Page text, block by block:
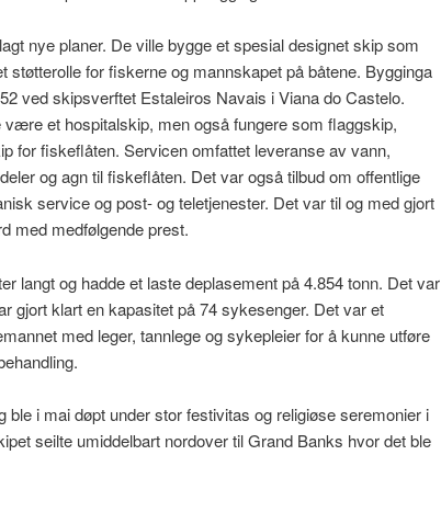
nye planer. De ville bygge et spesial designet skip som
støtterolle for fiskerne og mannskapet på båtene. Bygginga
ved skipsverftet Estaleiros Navais i Viana do Castelo.
et hospitalskip, men også fungere som flaggskip,
for fiskeflåten. Servicen omfattet leveranse av vann,
og agn til fiskeflåten. Det var også tilbud om offentlige
service og post- og teletjenester. Det var til og med gjort
med medfølgende prest.
langt og hadde et laste deplasement på 4.854 tonn. Det var
gjort klart en kapasitet på 74 sykesenger. Det var et
med leger, tannlege og sykepleier for å kunne utføre
ble i mai døpt under stor festivitas og religiøse seremonier i
seilte umiddelbart nordover til Grand Banks hvor det ble